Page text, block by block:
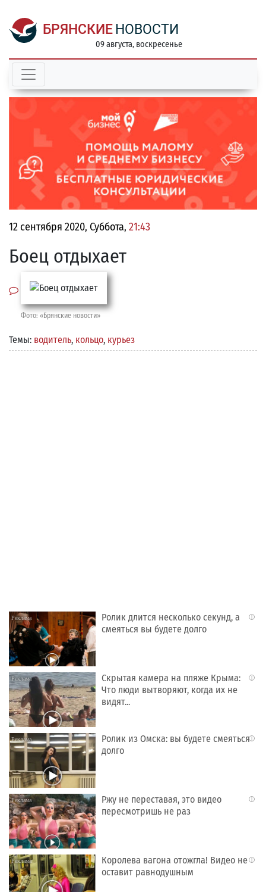
БРЯНСКИЕ НОВОСТИ
09 августа, воскресенье
12 сентября 2020, Суббота, 21:43
Боец отдыхает
Фото: «Брянские новости»
Темы: водитель, кольцо, курьез
i
Ролик длится несколько секунд, а
смеяться вы будете долго
i
Скрытая камера на пляже Крыма:
Что люди вытворяют, когда их не
видят...
i
Ролик из Омска: вы будете смеяться
долго
i
Ржу не переставая, это видео
пересмотришь не раз
i
Королева вагона отожгла! Видео не
оставит равнодушным